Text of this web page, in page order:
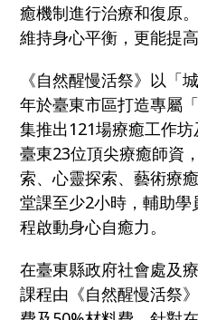
癒機制進行治療和復原
維持身心平衡，更能提
《自然醒慢活祭》以「
年於臺東市區打造專屬
集推出121場療癒工作
臺東23位頂尖療癒師資
索、心靈探索、藝術療
堂課至少2小時，輔助
程啟動身心自癒力。
在臺東縣政府社會處及
課程由《自然醒慢活祭